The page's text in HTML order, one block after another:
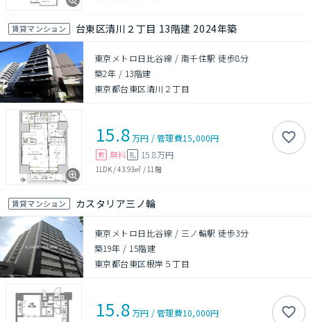
賃貸マンション 台東区清川２丁目 13階建 2024年築
東京メトロ日比谷線 / 南千住駅 徒歩8分
築2年 / 13階建
東京都台東区清川２丁目
15.8万円 /管理費15,000円
敷 無料 礼 15.8万円
1LDK/43.93㎡ / 11階
賃貸マンション カスタリア三ノ輪
東京メトロ日比谷線 / 三ノ輪駅 徒歩3分
築19年 / 15階建
東京都台東区根岸５丁目
15.8万円 /管理費10,000円